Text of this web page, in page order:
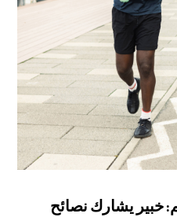
خبير يشارك نصائح